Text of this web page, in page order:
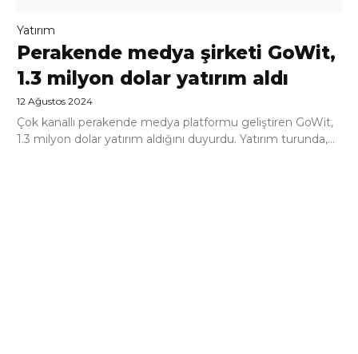
Yatırım
Perakende medya şirketi GoWit,
1.3 milyon dolar yatırım aldı
12 Ağustos 2024
Çok kanallı perakende medya platformu geliştiren GoWit,
1.3 milyon dolar yatırım aldığını duyurdu. Yatırım turunda,...